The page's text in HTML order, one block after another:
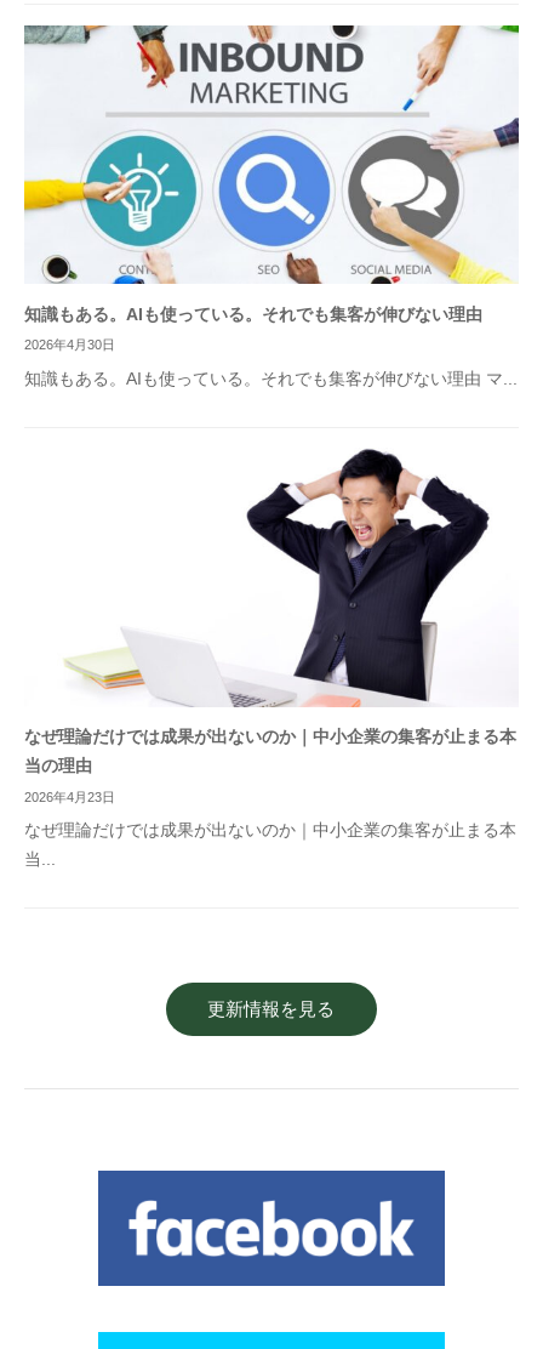
知識もある。AIも使っている。それでも集客が伸びない理由
2026年4月30日
知識もある。AIも使っている。それでも集客が伸びない理由 マ...
なぜ理論だけでは成果が出ないのか｜中小企業の集客が止まる本
当の理由
2026年4月23日
なぜ理論だけでは成果が出ないのか｜中小企業の集客が止まる本
当...
更新情報を見る